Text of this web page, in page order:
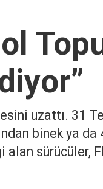
uzattı. 31
binek ya
sürücüler,